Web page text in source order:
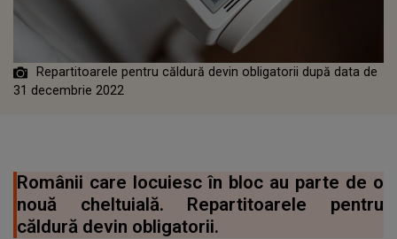
Repartitoarele pentru căldură devin obligatorii după data de
31 decembrie 2022
Românii care locuiesc în bloc au parte de o
nouă cheltuială. Repartitoarele pentru
căldură devin obligatorii.